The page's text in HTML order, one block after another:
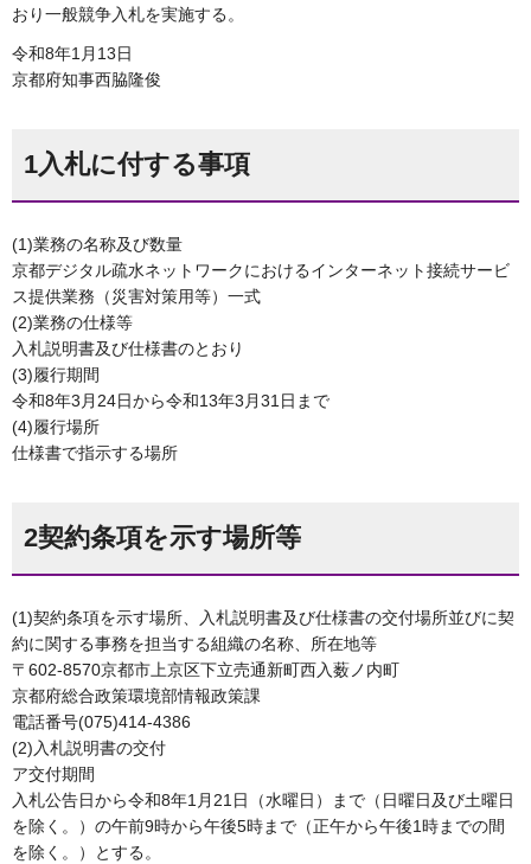
おり一般競争入札を実施する。
令和8年1月13日
京都府知事西脇隆俊
1入札に付する事項
(1)業務の名称及び数量
京都デジタル疏水ネットワークにおけるインターネット接続サービ
ス提供業務（災害対策用等）一式
(2)業務の仕様等
入札説明書及び仕様書のとおり
(3)履行期間
令和8年3月24日から令和13年3月31日まで
(4)履行場所
仕様書で指示する場所
2契約条項を示す場所等
(1)契約条項を示す場所、入札説明書及び仕様書の交付場所並びに契
約に関する事務を担当する組織の名称、所在地等
〒602-8570京都市上京区下立売通新町西入薮ノ内町
京都府総合政策環境部情報政策課
電話番号(075)414-4386
(2)入札説明書の交付
ア交付期間
入札公告日から令和8年1月21日（水曜日）まで（日曜日及び土曜日
を除く。）の午前9時から午後5時まで（正午から午後1時までの間
を除く。）とする。